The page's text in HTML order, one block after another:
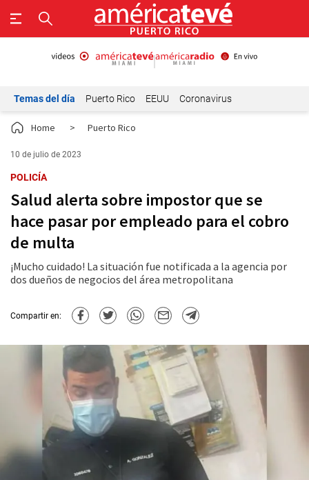
Temas del día Puerto Rico EEUU Coronavirus
Home > Puerto Rico
10 de julio de 2023
POLICÍA
Salud alerta sobre impostor que se
hace pasar por empleado para el cobro
de multa
¡Mucho cuidado! La situación fue notificada a la agencia por
dos dueños de negocios del área metropolitana
Compartir en: